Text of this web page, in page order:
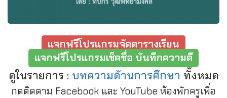
แจกฟรีโปรแกรมจัดตารางเรียน
แจกฟรีโปรแกรมเช็คชื่อ บันทึกความดี
ดูในรายการ : บทความด้านการศึกษา ทั้งหมด
กดติดตาม Facebook และ YouTube ห้องพักครูเพื่อ